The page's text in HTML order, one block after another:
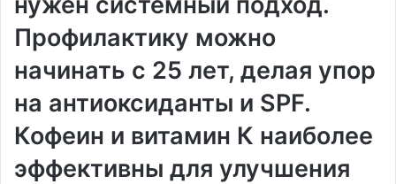
Профилактику можно
начинать с 25 лет, делая упор
на антиоксиданты и SPF.
Кофеин и витамин К наиболее
эффективны для улучшения